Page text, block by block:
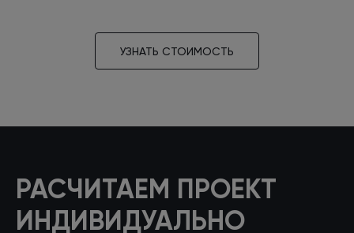
УЗНАТЬ СТОИМОСТЬ
РАСЧИТАЕМ ПРОЕКТ
ИНДИВИДУАЛЬНО